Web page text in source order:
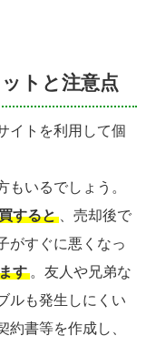
トと注意点
イトを利用して個
いるでしょう。
すると
、売却後で
がすぐに悪くなっ
す 。友人や兄弟な
ルも発生しにくい
書等を作成し、